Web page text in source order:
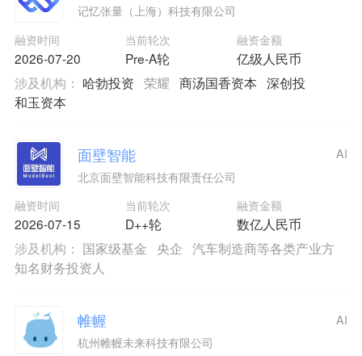
记忆张量（上海）科技有限公司
融资时间
2026-07-20
当前轮次
Pre-A轮
融资金额
亿级人民币
涉及机构： 哈勃投资 荣耀 商汤国香资本 深创投
和玉资本
面壁智能
北京面壁智能科技有限责任公司
融资时间
2026-07-15
当前轮次
D++轮
融资金额
数亿人民币
AI
涉及机构： 国家级基金 央企 汽车制造商等各类产业方
知名财务投资人
帷幄
杭州帷幄未来科技有限公司
AI